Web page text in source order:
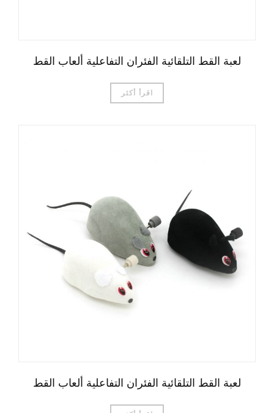
لعبة القط التلقائية الفئران التفاعلية ألعاب القط
اقرأ أكثر
لعبة القط التلقائية الفئران التفاعلية ألعاب القط